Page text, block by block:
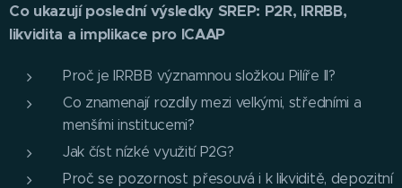
Co ukazují poslední výsledky SREP: P2R, IRRBB,
likvidita a implikace pro ICAAP
Proč je IRRBB významnou složkou Pilíře II?
Co znamenají rozdíly mezi velkými, středními a
menšími institucemi?
Jak číst nízké využití P2G?
Proč se pozornost přesouvá i k likviditě, depozitní